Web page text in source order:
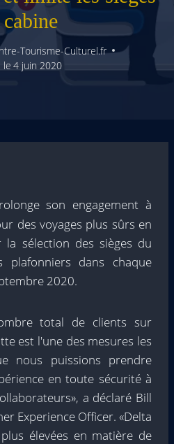
Tourisme-Culturel.fr
le 4 juin 2020
son engagement à
des voyages plus sûrs en
sélection des sièges du
plafonniers dans chaque
2020.
total de clients sur
est l'une des mesures les
nous puissions prendre
en toute sécurité à
a déclaré Bill
Experience Officer. «Delta
élevées en matière de